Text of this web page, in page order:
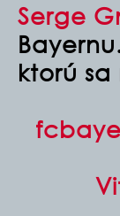
Serge
ktorú sa